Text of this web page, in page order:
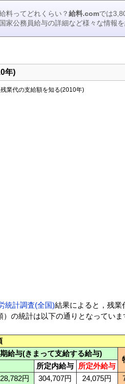
料ってどれくらい？給料.comでは
家公務員給与の詳細など様々な情報を
年)
代の支給額を知る(2010年)
統計調査(全国)結果によると，残業
の統計は以下の通りとなっていま
給与(きまって支給する給与)
所定内給与 所定外給与
円
304,707円
24,075円